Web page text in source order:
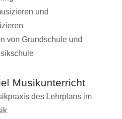
und
von Grundschule und
Musikunterricht
des Lehrplans im